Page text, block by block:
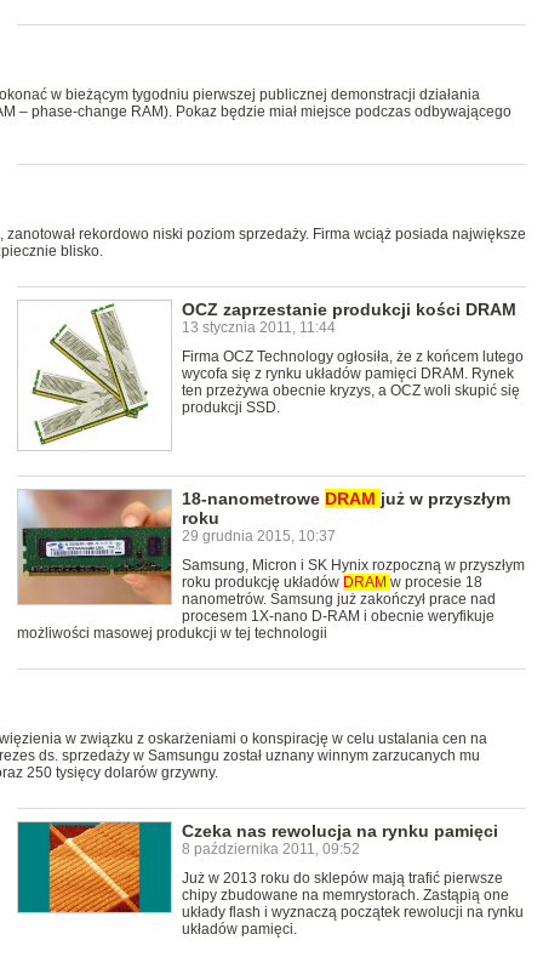
w bieżącym tygodniu pierwszej publicznej demonstracji działania
– phase-change RAM). Pokaz będzie miał miejsce podczas odbywającego
rekordowo niski poziom sprzedaży. Firma wciąż posiada największe
blisko.
OCZ zaprzestanie produkcji kości DRAM
13 stycznia 2011, 11:44
Firma OCZ Technology ogłosiła, że z końcem lutego
wycofa się z rynku układów pamięci DRAM. Rynek
ten przeżywa obecnie kryzys, a OCZ woli skupić się
produkcji SSD.
18-nanometrowe DRAM już w przyszłym
roku
29 grudnia 2015, 10:37
Samsung, Micron i SK Hynix rozpoczną w przyszłym
roku produkcję układów DRAM w procesie 18
nanometrów. Samsung już zakończył prace nad
procesem 1X-nano D-RAM i obecnie weryfikuje
możliwości masowej produkcji w tej technologii
w związku z oskarżeniami o konspirację w celu ustalania cen na
ds. sprzedaży w Samsungu został uznany winnym zarzucanych mu
250 tysięcy dolarów grzywny.
Czeka nas rewolucja na rynku pamięci
8 października 2011, 09:52
Już w 2013 roku do sklepów mają trafić pierwsze
chipy zbudowane na memrystorach. Zastąpią one
układy flash i wyznaczą początek rewolucji na rynku
układów pamięci.